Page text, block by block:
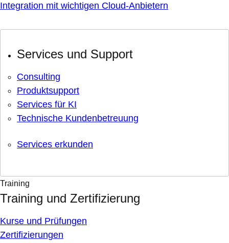
Integration mit wichtigen Cloud-Anbietern
Services und Support
Consulting
Produktsupport
Services für KI
Technische Kundenbetreuung
Services erkunden
Training
Training und Zertifizierung
Kurse und Prüfungen
Zertifizierungen